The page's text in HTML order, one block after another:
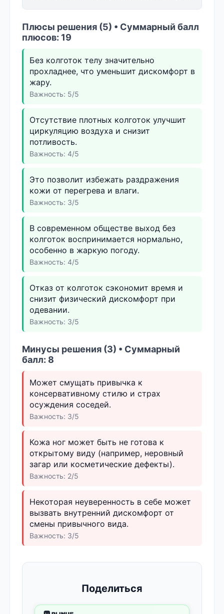
Плюсы решения (5) • Суммарный балл
плюсов: 19
Без колготок телу значительно
прохладнее, что уменьшит дискомфорт в
жару.
Важность: 5/5
Отсутствие плотных колготок улучшит
циркуляцию воздуха и снизит
потливость.
Важность: 4/5
Это позволит избежать раздражения
кожи от перегрева и влаги.
Важность: 3/5
В современном обществе выход без
колготок воспринимается нормально,
особенно в жаркую погоду.
Важность: 4/5
Отказ от колготок сэкономит время и
снизит физический дискомфорт при
одевании.
Важность: 3/5
Минусы решения (3) • Суммарный
балл: 8
Может смущать привычка к
консервативному стилю и страх
осуждения соседей.
Важность: 3/5
Кожа ног может быть не готова к
открытому виду (например, неровный
загар или косметические дефекты).
Важность: 2/5
Некоторая неуверенность в себе может
вызвать внутренний дискомфорт от
смены привычного вида.
Важность: 3/5
Поделиться